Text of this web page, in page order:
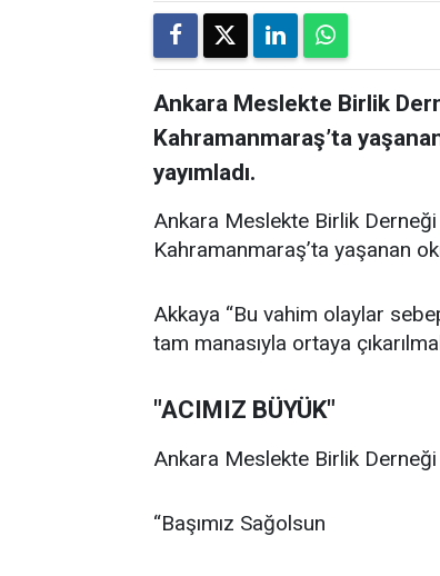
Ankara Meslekte Birlik
Kahramanmaraş’ta
yayımladı.
Ankara Meslekte Birlik
Kahramanmaraş’ta yaşanan
Akkaya “Bu vahim olaylar
tam manasıyla ortaya
"ACIMIZ BÜYÜK"
Ankara Meslekte Birlik Derneği
“Başımız Sağolsun